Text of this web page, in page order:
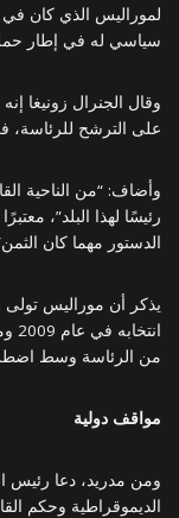
لموراليس الذي كان في
سياسي له في إطار حملة
وقال الجنرال زونيغا
على الترشح للرئاسة،
وأضاف: “من الناحية
رئيسًا لهذا البلد”،
الدستور مهما كان
من الرئاسة وسط
مواقف دولية
ومن مدريد، دعا رئيس
الديموقراطية وحكم